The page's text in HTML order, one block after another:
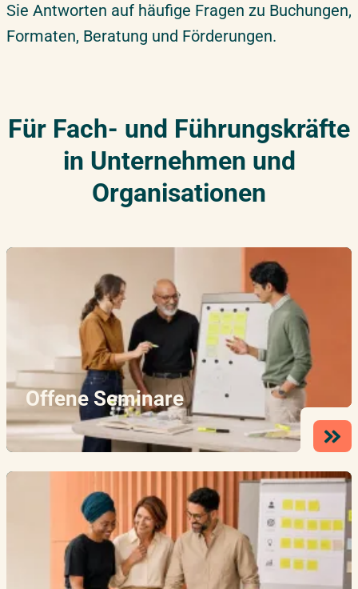
Sie Antworten auf häufige Fragen zu Buchungen,
Formaten, Beratung und Förderungen.
Für Fach- und Führungskräfte
in Unternehmen und
Organisationen
Offene Seminare